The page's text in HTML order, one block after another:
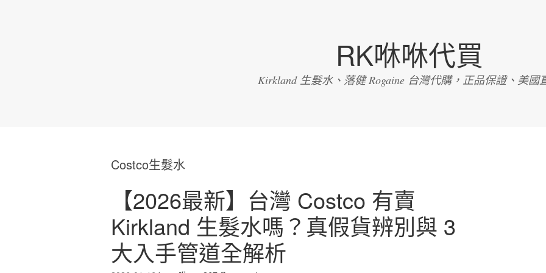
RK咻咻代買
Kirkland 生髮水、落健 Rogaine 台灣代購，正品保證、美國
Costco生髮水
【2026最新】台灣 Costco 有賣
Kirkland 生髮水嗎？真假貨辨別與 3
大入手管道全解析